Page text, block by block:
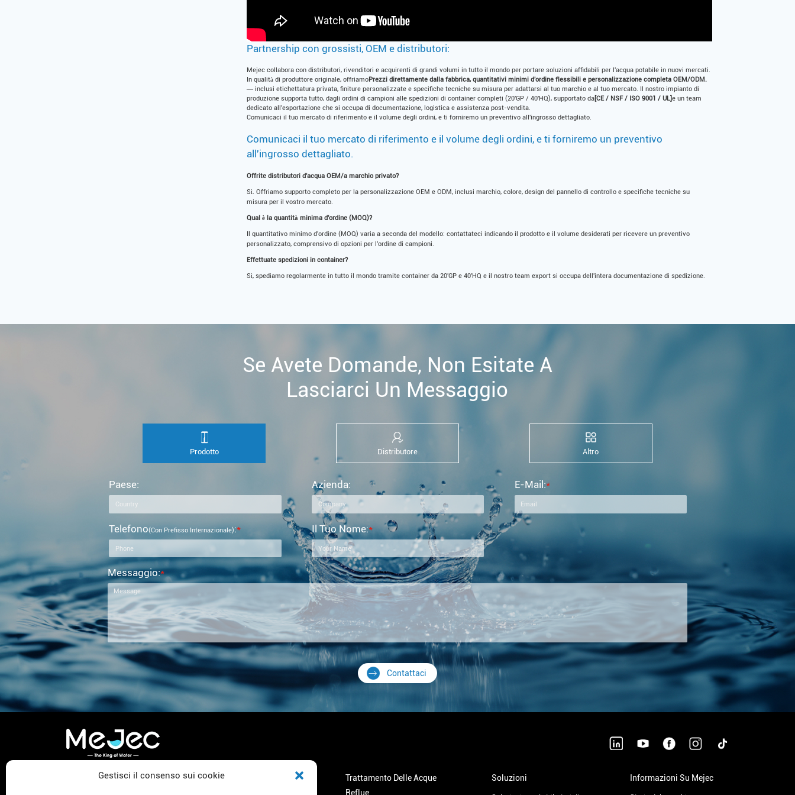
Partnership con grossisti, OEM e distributori:
Mejec collabora con distributori, rivenditori e acquirenti di grandi volumi in tutto il mondo per portare soluzioni affidabili per l'acqua potabile in nuovi mercati.
In qualità di produttore originale, offriamoPrezzi direttamente dalla fabbrica, quantitativi minimi d'ordine flessibili e personalizzazione completa OEM/ODM.
— inclusi etichettatura privata, finiture personalizzate e specifiche tecniche su misura per adattarsi al tuo marchio e al tuo mercato. Il nostro impianto di
produzione supporta tutto, dagli ordini di campioni alle spedizioni di container completi (20'GP / 40'HQ), supportato da [CE / NSF / ISO 9001 / UL]e un team
dedicato all'esportazione che si occupa di documentazione, logistica e assistenza post-vendita.
Comunicaci il tuo mercato di riferimento e il volume degli ordini, e ti forniremo un preventivo all'ingrosso dettagliato.
Comunicaci il tuo mercato di riferimento e il volume degli ordini, e ti forniremo un preventivo
all'ingrosso dettagliato.
Offrite distributori d'acqua OEM/a marchio privato?
Sì. Offriamo supporto completo per la personalizzazione OEM e ODM, inclusi marchio, colore, design del pannello di controllo e specifiche tecniche su
misura per il vostro mercato.
Qual è la quantità minima d'ordine (MOQ)?
Il quantitativo minimo d'ordine (MOQ) varia a seconda del modello: contattateci indicando il prodotto e il volume desiderati per ricevere un preventivo
personalizzato, comprensivo di opzioni per l'ordine di campioni.
Effettuate spedizioni in container?
Sì, spediamo regolarmente in tutto il mondo tramite container da 20'GP e 40'HQ e il nostro team export si occupa dell'intera documentazione di spedizione.
Se Avete Domande, Non Esitate A
Lasciarci Un Messaggio
Prodotto Distributore Altro
Paese: Azienda: E-Mail:*
Telefono(con Prefisso Internazionale):* Il Tuo Nome:*
Messaggio:*
Contattaci
TIENIMI INFORMATO Distributore D'acqua
Trattamento Delle Acque
Reflue
Soluzioni Informazioni Su Mejec
Gestisci il consenso sui cookie